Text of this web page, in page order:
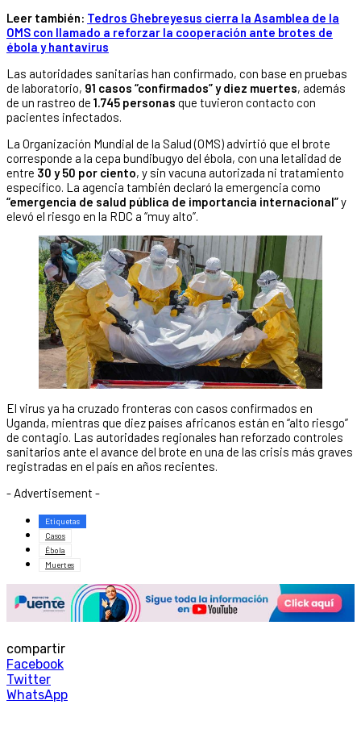
Leer también: Tedros Ghebreyesus cierra la Asamblea de la
OMS con llamado a reforzar la cooperación ante brotes de
ébola y hantavirus
Las autoridades sanitarias han confirmado, con base en pruebas
de laboratorio, 91 casos “confirmados” y diez muertes, además
de un rastreo de 1.745 personas que tuvieron contacto con
pacientes infectados.
La Organización Mundial de la Salud (OMS) advirtió que el brote
corresponde a la cepa bundibugyo del ébola, con una letalidad de
entre 30 y 50 por ciento, y sin vacuna autorizada ni tratamiento
específico. La agencia también declaró la emergencia como
“emergencia de salud pública de importancia internacional”y
elevó el riesgo en la RDC a “muy alto”.
El virus ya ha cruzado fronteras con casos confirmados en
Uganda, mientras que diez países africanos están en “alto riesgo”
de contagio. Las autoridades regionales han reforzado controles
sanitarios ante el avance del brote en una de las crisis más graves
registradas en el país en años recientes.
- Advertisement -
Etiquetas
Casos
Ébola
Muertes
compartir
Facebook
Twitter
WhatsApp